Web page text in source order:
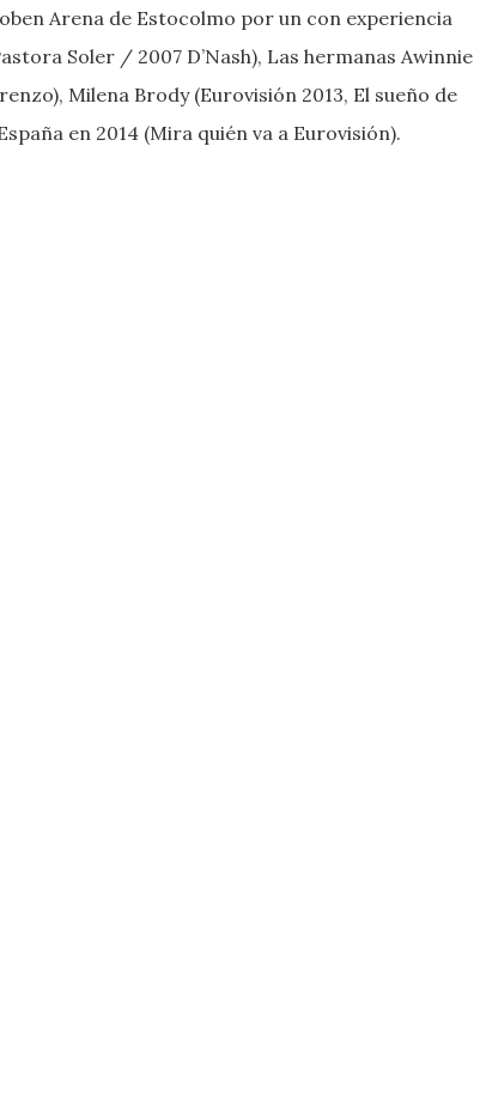
Arena de Estocolmo por un con experiencia
Soler / 2007 D’Nash), Las hermanas Awinnie
Milena Brody (Eurovisión 2013, El sueño de
en 2014 (Mira quién va a Eurovisión).